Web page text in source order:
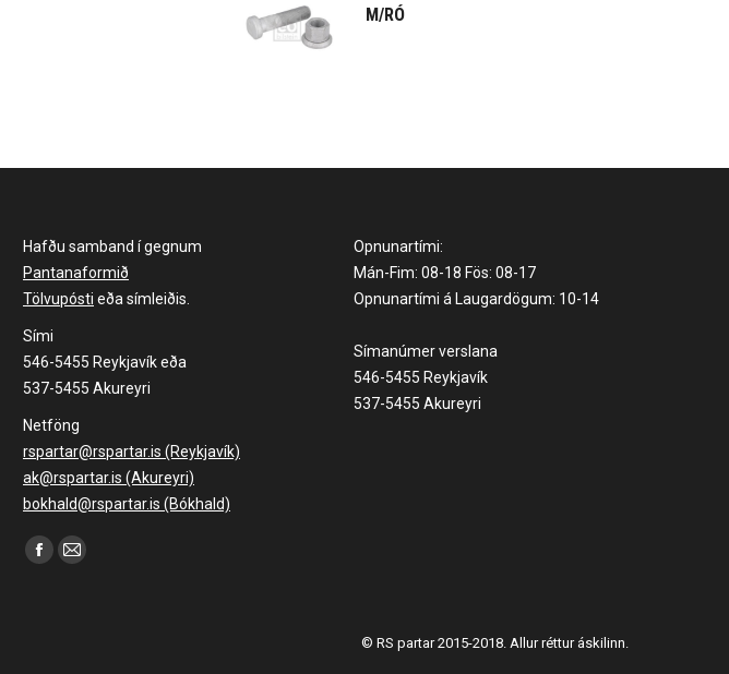
M/RÓ
Hafðu samband í gegnum
Pantanaformið
Tölvupósti eða símleiðis.
Sími
546-5455 Reykjavík eða
537-5455 Akureyri
Netföng
rspartar@rspartar.is (Reykjavík)
ak@rspartar.is (Akureyri)
bokhald@rspartar.is (Bókhald)
Find us on:
Facebook
Mail
Opnunartími:
Mán-Fim: 08-18 Fös: 08-17
Opnunartími á Laugardögum: 10-14
Símanúmer verslana
546-5455 Reykjavík
537-5455 Akureyri
© RS partar 2015-2018. Allur réttur áskilinn.